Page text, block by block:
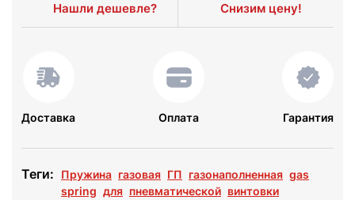
Нашли дешевле? Снизим цену!
Доставка Оплата Гарантия
Теги: Пружина газовая ГП газонаполненная gas
spring для пневматической винтовки